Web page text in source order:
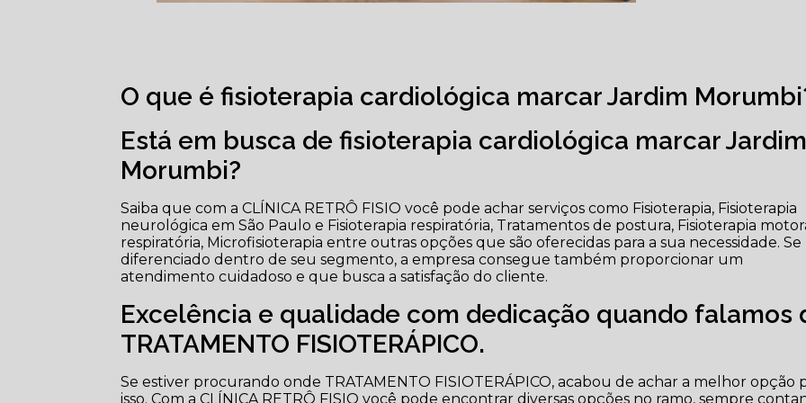
O que é fisioterapia cardiológica marcar Jardim
Está em busca de fisioterapia cardiológica marcar Jardim
Morumbi?
Saiba que com a CLÍNICA RETRÔ FISIO você pode achar serviços como Fisioterapia, Fisioterapia
neurológica em São Paulo e Fisioterapia respiratória, Tratamentos de postura, Fisioterapia
respiratória, Microfisioterapia entre outras opções que são oferecidas para a sua necessidade. Se
diferenciado dentro de seu segmento, a empresa consegue também proporcionar um
atendimento cuidadoso e que busca a satisfação do cliente.
Excelência e qualidade com dedicação quando falamos
TRATAMENTO FISIOTERÁPICO.
Se estiver procurando onde TRATAMENTO FISIOTERÁPICO, acabou de achar a melhor opção
isso. Com a CLÍNICA RETRÔ FISIO você pode encontrar diversas opções no ramo, sempre